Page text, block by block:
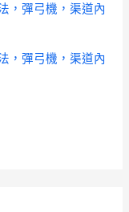
，彈弓機，渠道內
，彈弓機，渠道內